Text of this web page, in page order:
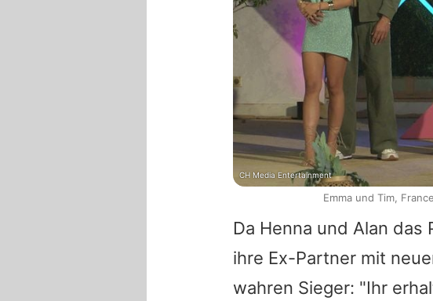
Da Henna und Alan das
ihre Ex-Partner mit
wahren Sieger: "Ihr
CH Media Entertainment
Emma und Tim,